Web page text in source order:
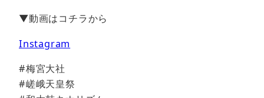
▼動画はコチラから
Instagram
#梅宮大社
#嵯峨天皇祭